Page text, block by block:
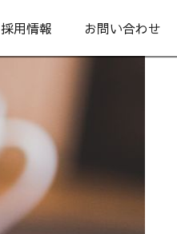
採用情報 お問い合わせ